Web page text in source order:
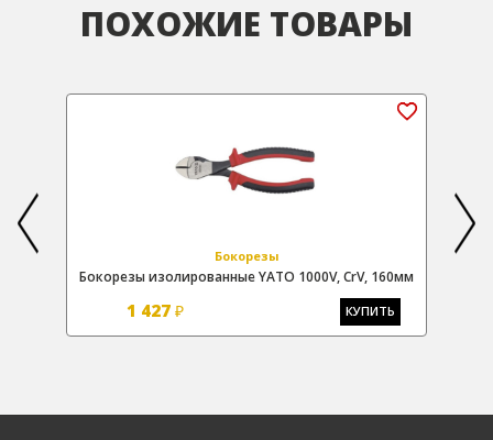
ПОХОЖИЕ ТОВАРЫ
Бокорезы
Бокорезы изолированные YATO 1000V, CrV, 160мм
1 427 ₽ КУПИТЬ